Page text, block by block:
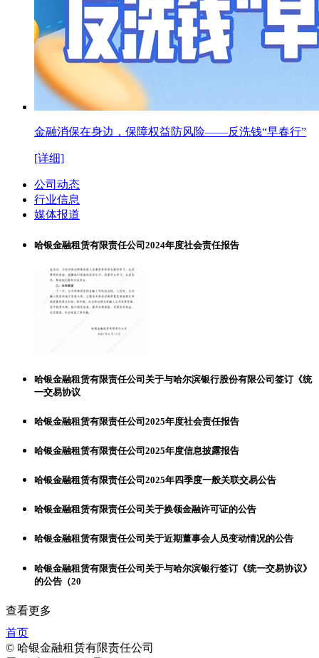
金融消保在身边，保障权益防风险——反洗钱“早春行”
[详细]
公司动态
行业信息
媒体报道
哈银金融租赁有限责任公司2024年度社会责任报告
哈银金融租赁有限责任公司关于与哈尔滨银行股份有限公司签订《统
一交易协议
哈银金融租赁有限责任公司2025年度社会责任报告
哈银金融租赁有限责任公司2025年度信息披露报告
哈银金融租赁有限责任公司2025年四季度一般关联交易公告
哈银金融租赁有限责任公司关于换领金融许可证的公告
哈银金融租赁有限责任公司关于近期董事会人员变动情况的公告
哈银金融租赁有限责任公司关于与哈尔滨银行签订《统一交易协议》
的公告（20
查看更多
首页
© 哈银金融租赁有限责任公司